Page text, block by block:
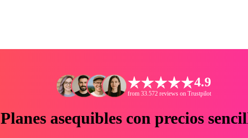
4.9
from 33.572 reviews on Trustpilot
Planes asequibles con precios